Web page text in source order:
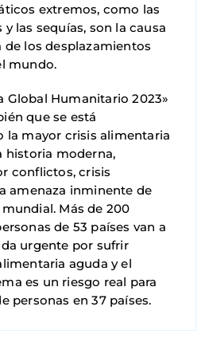
extremos, como las
las sequías, son la causa
de los desplazamientos
mundo.
Global Humanitario 2023»
que se está
la mayor crisis alimentaria
historia moderna,
conflictos, crisis
amenaza inminente de
Más de 200
de 53 países van a
urgente por sufrir
aguda y el
es un riesgo real para
personas en 37 países.